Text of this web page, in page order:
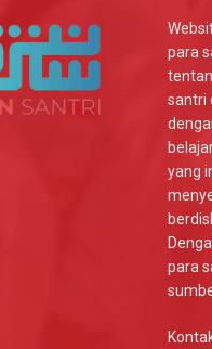
para
santri
yang
para